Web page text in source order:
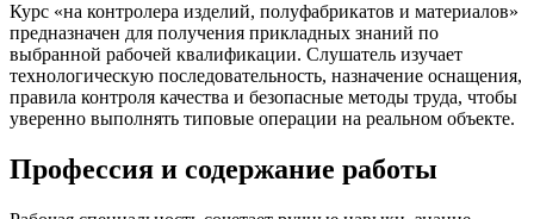
Курс «на контролера изделий, полуфабрикатов и материалов»
предназначен для получения прикладных знаний по
выбранной рабочей квалификации. Слушатель изучает
технологическую последовательность, назначение оснащения,
правила контроля качества и безопасные методы труда, чтобы
уверенно выполнять типовые операции на реальном объекте.
Профессия и содержание работы